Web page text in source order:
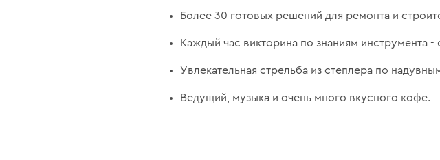
Более 30 готовых решений для ремонта и
Каждый час викторина по знаниям
Увлекательная стрельба из степлера по
Ведущий, музыка и очень много вкусного кофе.